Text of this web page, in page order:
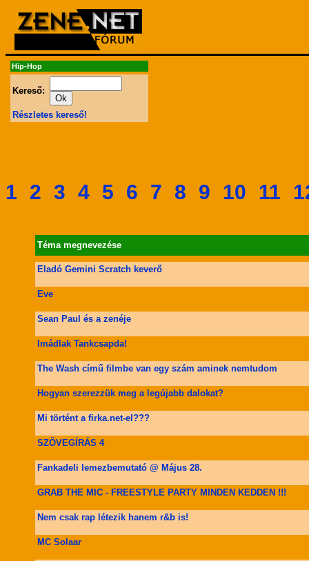
Hip-Hop
Kereső:
Részletes kereső!
1 2 3 4 5 6 7 8 9 10 11
Téma megnevezése
Eladó Gemini Scratch keverő
Eve
Sean Paul és a zenéje
Imádlak Tankcsapda!
The Wash című filmbe van egy szám aminek nemtudom
Hogyan szerezzük meg a legújabb dalokat?
Mi történt a firka.net-el???
SZÖVEGÍRÁS 4
Fankadeli lemezbemutató @ Május 28.
GRAB THE MIC - FREESTYLE PARTY MINDEN KEDDEN !!!
Nem csak rap létezik hanem r&b is!
MC Solaar